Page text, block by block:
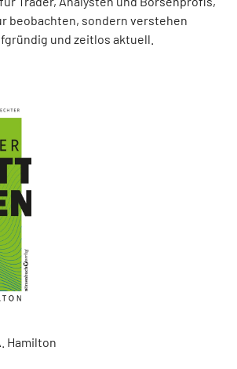
beobachten, sondern verstehen
und zeitlos aktuell.
Hamilton